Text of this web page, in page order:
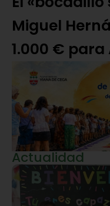
Miguel
1.000 € para
Actualidad